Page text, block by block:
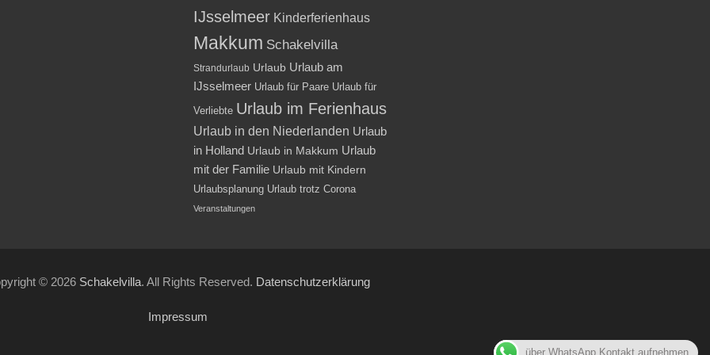
IJsselmeer Kinderferienhaus
Makkum Schakelvilla
Strandurlaub Urlaub Urlaub am
IJsselmeer Urlaub für Paare Urlaub für
Verliebte Urlaub im Ferienhaus
Urlaub in den Niederlanden Urlaub
in Holland Urlaub in Makkum Urlaub
mit der Familie Urlaub mit Kindern
Urlaubsplanung Urlaub trotz Corona
Veranstaltungen
© 2026 Schakelvilla. All Rights Reserved. Datenschutzerklärung
Impressum
über WhatsApp Kontakt aufnehmen